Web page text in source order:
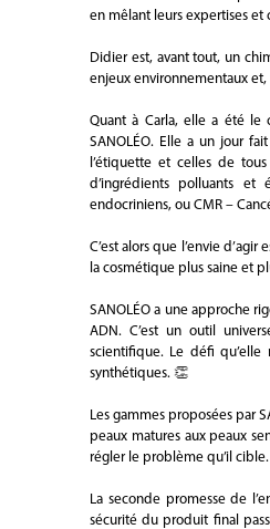
en mêlant leurs expertises et
Didier est, avant tout, un
enjeux environnementaux
Quant à Carla, elle a été le
SANOLÉO. Elle a un jour
l’étiquette et celles de
d’ingrédients polluants et
endocriniens, ou CMR –
C’est alors que l’envie
la cosmétique plus saine et
SANOLÉO a une approche
ADN. C’est un outil
scientifique. Le défi qu’elle
synthétiques. 👏
Les gammes proposées par
peaux matures aux peaux
régler le problème qu’il cible.
La seconde promesse de
sécurité du produit final